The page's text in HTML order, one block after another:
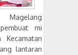
Magelang
mi
lantaran